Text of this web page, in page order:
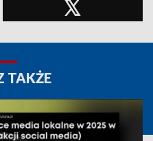
TAKŻE